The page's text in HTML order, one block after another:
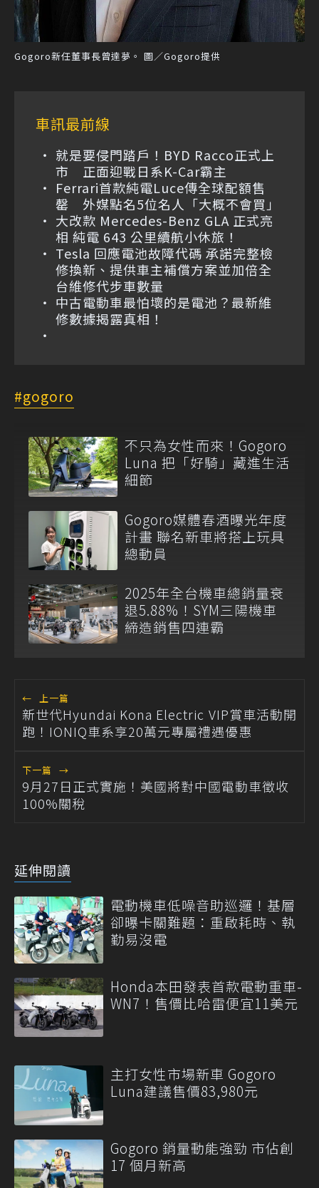
Gogoro新任董事長曾達夢。 圖／Gogoro提供
車訊最前線
就是要侵門踏戶！BYD Racco正式上
市 正面迎戰日系K-Car霸主
Ferrari首款純電Luce傳全球配額售
罄 外媒點名5位名人「大概不會買」
大改款 Mercedes-Benz GLA 正式亮
相 純電 643 公里續航小休旅！
Tesla 回應電池故障代碼 承諾完整檢
修換新、提供車主補償方案並加倍全
台維修代步車數量
中古電動車最怕壞的是電池？最新維
修數據揭露真相！
gogoro
不只為女性而來！Gogoro
Luna 把「好騎」藏進生活
細節
Gogoro媒體春酒曝光年度
計畫 聯名新車將搭上玩具
總動員
2025年全台機車總銷量衰
退5.88%！SYM三陽機車
締造銷售四連霸
← 上一篇
新世代Hyundai Kona Electric VIP賞車活動開
跑！IONIQ車系享20萬元專屬禮遇優惠
下一篇 →
9月27日正式實施！美國將對中國電動車徵收
100%關稅
延伸閱讀
電動機車低噪音助巡邏！基層
卻曝卡關難題：重啟耗時、執
勤易沒電
Honda本田發表首款電動重車-
WN7！售價比哈雷便宜11美元
主打女性市場新車 Gogoro
Luna建議售價83,980元
Gogoro 銷量動能強勁 市佔創
17 個月新高